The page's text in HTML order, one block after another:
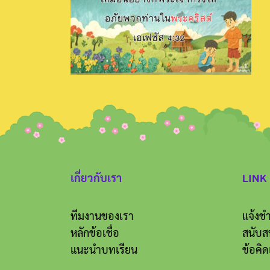
เกี่ยวกับเรา
ทีมงานของเรา
หลักข้อเชื่อ
แนะนำบทเรียน
LINK
แจ้งช
สนับส
ข้อคิด